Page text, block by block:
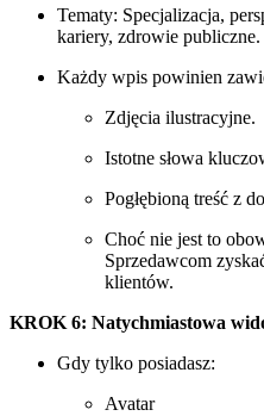
Tematy: Specjalizacja,
kariery, zdrowie publiczne.
Każdy wpis powinien
Zdjęcia ilustracyjne.
Istotne słowa
Pogłębioną treść z
Choć nie jest to
Sprzedawcom
klientów.
KROK 6: Natychmiastowa
Gdy tylko posiadasz:
Avatar